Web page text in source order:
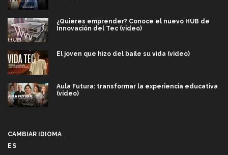
¿Quieres emprender? Conoce el nuevo HUB de
Innovación del Tec (video)
El joven que hizo del baile su vida (video)
Aula Futura: transformar la experiencia educativa
(video)
CAMBIAR IDIOMA
ES